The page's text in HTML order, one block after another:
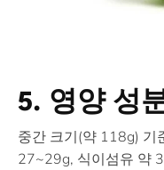
5. 영양 성
중간 크기(약 118g) 기
27~29g, 식이섬유 약